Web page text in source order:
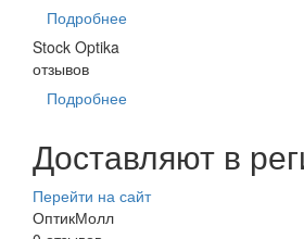
Подробнее
Stock Optika
отзывов
Подробнее
Доставляют в
Перейти на сайт
ОптикМолл